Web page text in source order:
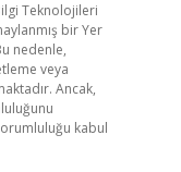
Teknolojileri
bir Yer
nedenle,
veya
Ancak,
kabul